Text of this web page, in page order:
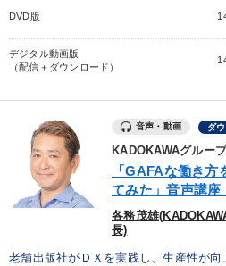
DVD版
デジタル動画版
（配信＋ダウンロード）
音声・動画 ダ
KADOKAWAグル
「GAFAな働き
てみた」音声講座
各務茂雄
長)
老舗出版社がＤＸを実践し、生産性が